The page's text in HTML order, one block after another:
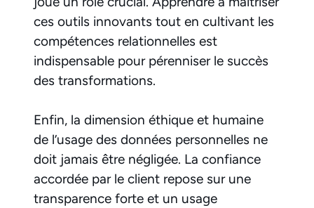
ces outils innovants tout en cultivant les
compétences relationnelles est
indispensable pour pérenniser le succès
des transformations.
Enfin, la dimension éthique et humaine
de l’usage des données personnelles ne
doit jamais être négligée. La confiance
accordée par le client repose sur une
transparence forte et un usage